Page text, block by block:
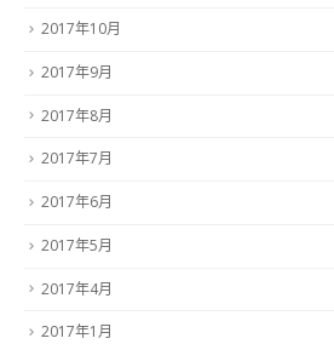
2017年10月
2017年9月
2017年8月
2017年7月
2017年6月
2017年5月
2017年4月
2017年1月